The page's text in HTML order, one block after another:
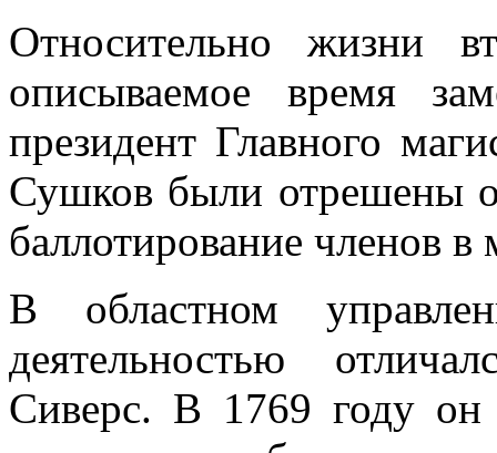
Относительно жизни
описываемое время
президент Главного
Сушков были отрешены
баллотирование членов в
В областном
деятельностью
Сиверс. В 1769 году он